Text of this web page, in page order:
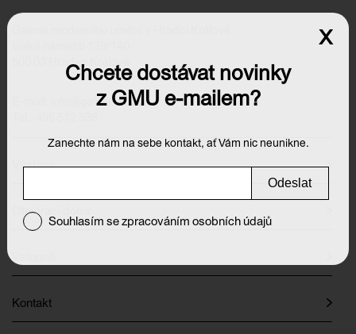
500 03 Hradec Králové
info@galeriehk.cz
Výstavy
Otevírací doba
Kontakt
Chcete dostávat novinky
z GMU e-mailem?
Zanechte nám na sebe kontakt, ať Vám nic neunikne.
Odeslat
Souhlasím se zpracováním osobních údajů
x